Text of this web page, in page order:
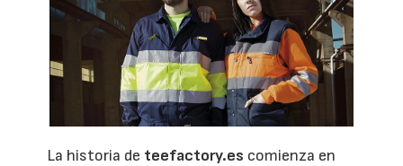
La historia de teefactory.es comienza en